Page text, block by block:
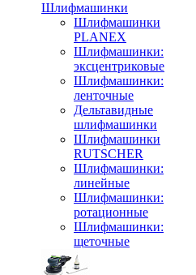
Шлифмашинки
Шлифмашинки
PLANEX
Шлифмашинки:
эксцентриковые
Шлифмашинки:
ленточные
Дельтавидные
шлифмашинки
Шлифмашинки
RUTSCHER
Шлифмашинки:
линейные
Шлифмашинки:
ротационные
Шлифмашинки:
щеточные